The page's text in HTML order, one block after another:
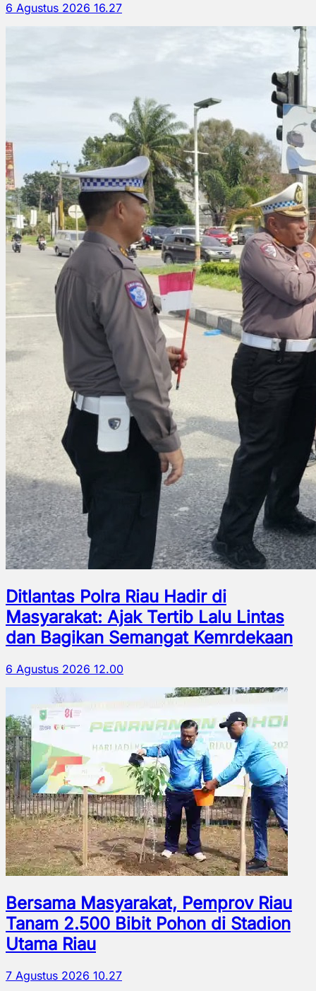
6 Agustus 2026 16.27
Ditlantas Polra Riau Hadir di
Masyarakat: Ajak Tertib Lalu Lintas
dan Bagikan Semangat Kemrdekaan
6 Agustus 2026 12.00
Bersama Masyarakat, Pemprov Riau
Tanam 2.500 Bibit Pohon di Stadion
Utama Riau
7 Agustus 2026 10.27